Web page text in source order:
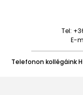
Tel:
E-
Telefonon kollégáink